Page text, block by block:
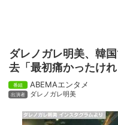
ダレノガレ明美、韓
去「最初痛かったけ
ABEMAエンタメ
ダレノガレ明美